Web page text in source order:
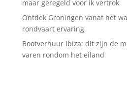
maar geregeld voor ik vertrok
Ontdek Groningen vanaf het
rondvaart ervaring
Bootverhuur Ibiza: dit zijn de
varen rondom het eiland